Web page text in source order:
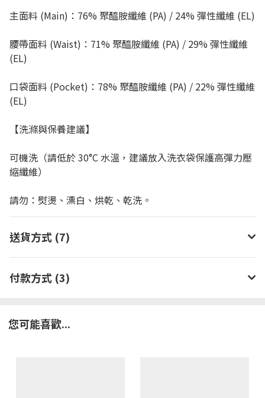
主面料 (Main)：76% 聚醯胺纖維 (PA) / 24% 彈性纖維 (EL)
腰帶面料 (Waist)：71% 聚醯胺纖維 (PA) / 29% 彈性纖維
(EL)
口袋面料 (Pocket)：78% 聚醯胺纖維 (PA) / 22% 彈性纖維
(EL)
【洗滌與保養建議】
可機洗（請低於 30°C 水溫，建議放入洗衣袋保護高彈力壓
縮纖維）
請勿：熨燙、漂白、烘乾、乾洗。
送貨方式 (7)
付款方式 (3)
您可能喜歡...